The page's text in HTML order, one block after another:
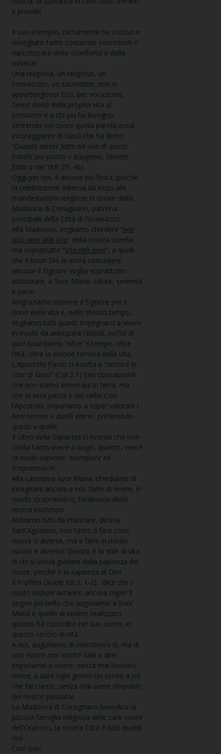
e provati!
Il suo esempio, certamente ha scosso e
risvegliato tante coscienze sonnolenti e
narcotizzate dallo sconforto e dalla
miseria!
Una religiosa, un religioso, un
consacrato, un sacerdote, non si
appartengono! Essi, per vocazione,
fanno dono della propria vita al
prossimo e a chi più ha bisogno,
sentendo nel cuore quella parola assai
incoraggiante di Gesù che ha detto:
“Quanto avrete fatto ad uno di questi
fratelli più piccoli e bisognosi, l’avrete
fatto a me” (Mt 25, 46).
Oggi per noi, è ancora più festa, perché,
la celebrazione odierna dà inizio alle
manifestazioni religiose in onore della
Madonna di Corsignano, patrona
principale della Città di Giovinazzo.
Alla Madonna, vogliamo chiedere “non
solo anni alla vita” della nostra sorella,
ma soprattutto “vita agli anni”, a quelli
che il buon Dio le vorrà concedere
ancora! Il Signore voglia soprattutto
assicurare, a Suor Maria, salute, serenità
e pace!
Ringraziamo insieme il Signore per il
dono della vita e, nello stesso tempo,
vogliamo tutti quanti impegnarci a vivere
in modo da anticipare l’aldilà, nell’al di
qua! Guardiamo “oltre” il tempo, oltre
l’età, oltre la visione terrena della vita.
L’Apostolo Paolo ci esorta a “cercare le
cose di lassù” (Col 3,1) ben consapevoli
che non siamo eterni qui in terra, ma
che la vera patria è nel cielo! Con
l’Apostolo, impariamo a saper valutare i
beni terreni e quelli eterni, preferendo
questi a quelli!
Il Libro della Sapienza ci ricorda che non
conta tanto vivere a lungo, quanto, vivere
in modo sapiente, esemplare ed
irreprensibile!
Alla carissima suor Maria, chiediamo di
insegnare ancora a noi, l’arte di vivere, in
modo straordinario, l’ordinario della
nostra esistenza!
Abbiamo tutti da imparare, diceva
Sant’Agostino, non tanto a fare cose
nuove o diverse, ma a farle in modo
nuovo e diverso! Questo è lo stile di vita
di chi si lascia guidare dalla sapienza del
cuore, perché è la sapienza di Dio!
Il Profeta Gioele (Gl 3, 1-2), dice che i
nostri anziani avranno ancora sogni! Il
sogno più bello che auguriamo a Suor
Maria è quello di vedere realizzato
quanto ha custodito nel suo cuore, in
questo secolo di vita.
A noi, auguriamo di invecchiare sì, ma di
non essere mai vecchi! Vale a dire:
impariamo a vivere, senza mai lasciarci
vivere; a dare ogni giorno un senso a ciò
che facciamo, senza mai avere rimpianti
del nostro passato!
La Madonna di Corsignano benedica la
piccola famiglia religiosa delle care suore
dell’Oratorio, la nostra Città e tutti quanti
noi!
Così sia!»